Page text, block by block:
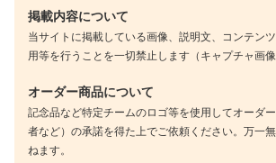
掲載内容について
当サイトに掲載している画像、説明文、コンテン
用等を行うことを一切禁止します（キャプチャ画像
オーダー商品について
記念品など特定チームのロゴ等を使用してオーダ
者など）の承諾を得た上でご依頼ください。万一
ねます。